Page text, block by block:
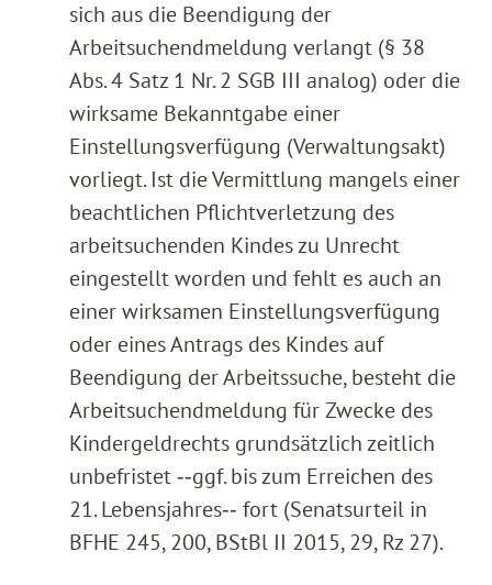
sich aus die Beendigung der
Arbeitsuchendmeldung verlangt (§ 38
Abs. 4 Satz 1 Nr. 2 SGB III analog) oder die
wirksame Bekanntgabe einer
Einstellungsverfügung (Verwaltungsakt)
vorliegt. Ist die Vermittlung mangels einer
beachtlichen Pflichtverletzung des
arbeitsuchenden Kindes zu Unrecht
eingestellt worden und fehlt es auch an
einer wirksamen Einstellungsverfügung
oder eines Antrags des Kindes auf
Beendigung der Arbeitssuche, besteht die
Arbeitsuchendmeldung für Zwecke des
Kindergeldrechts grundsätzlich zeitlich
unbefristet ‑‑ggf. bis zum Erreichen des
21. Lebensjahres‑‑ fort (Senatsurteil in
BFHE 245, 200, BStBl II 2015, 29, Rz 27).